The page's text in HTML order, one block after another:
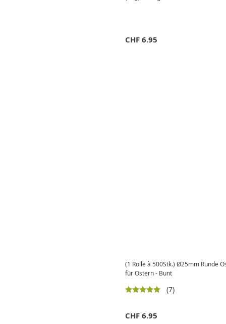
CHF 6.95
(1 Rolle à 500Stk.) Ø25mm Runde
für Ostern - Bunt
(7)
CHF 6.95